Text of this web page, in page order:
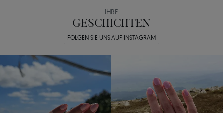
IHRE
GESCHICHTEN
FOLGEN SIE UNS AUF INSTAGRAM